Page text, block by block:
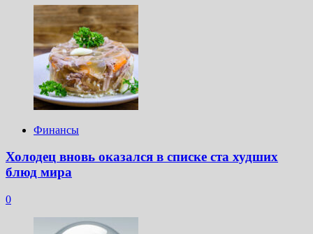
Финансы
Холодец вновь оказался в списке ста худших
блюд мира
0